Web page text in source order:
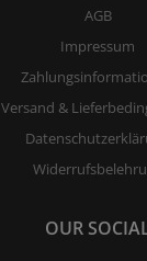
AGB
Impressum
Versand &
OUR